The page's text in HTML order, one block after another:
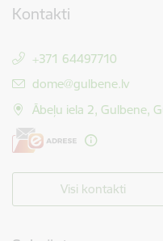
Kontakti
+371 64497710
E-pasts:
dome@gulbene.lv
Ābeļu iela 2, Gulbene,
Visi kontakti